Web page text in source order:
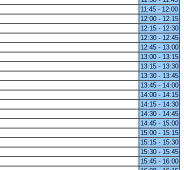
11:45 - 12:00
12:00 - 12:15
12:15 - 12:30
12:30 - 12:45
12:45 - 13:00
13:00 - 13:15
13:15 - 13:30
13:30 - 13:45
13:45 - 14:00
14:00 - 14:15
14:15 - 14:30
14:30 - 14:45
14:45 - 15:00
15:00 - 15:15
15:15 - 15:30
15:30 - 15:45
15:45 - 16:00